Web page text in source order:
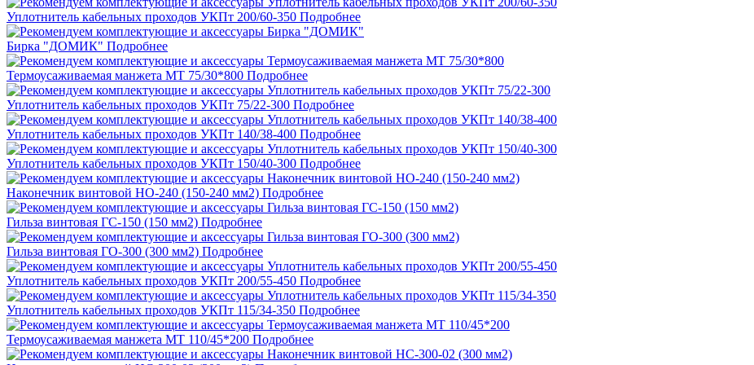
Уплотнитель кабельных проходов УКПт 200/60-350 Подробнее
Бирка "ДОМИК" Подробнее
Термоусаживаемая манжета МТ 75/30*800 Подробнее
Уплотнитель кабельных проходов УКПт 75/22-300 Подробнее
Уплотнитель кабельных проходов УКПт 140/38-400 Подробнее
Уплотнитель кабельных проходов УКПт 150/40-300 Подробнее
Наконечник винтовой НО-240 (150-240 мм2) Подробнее
Гильза винтовая ГС-150 (150 мм2) Подробнее
Гильза винтовая ГО-300 (300 мм2) Подробнее
Уплотнитель кабельных проходов УКПт 200/55-450 Подробнее
Уплотнитель кабельных проходов УКПт 115/34-350 Подробнее
Термоусаживаемая манжета МТ 110/45*200 Подробнее